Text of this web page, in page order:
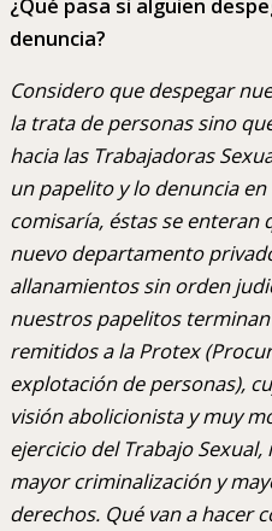
denuncia?
Considero que despegar
la trata de personas sino
hacia las Trabajadoras
un papelito y lo denuncia
comisaría, éstas se enteran
nuevo departamento
allanamientos sin orden
nuestros papelitos
remitidos a la Protex
explotación de personas),
visión abolicionista y muy
ejercicio del Trabajo
mayor criminalización y
derechos. Qué van a hacer